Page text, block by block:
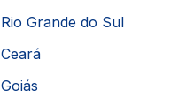
Rio Grande do Sul
Ceará
Goiás